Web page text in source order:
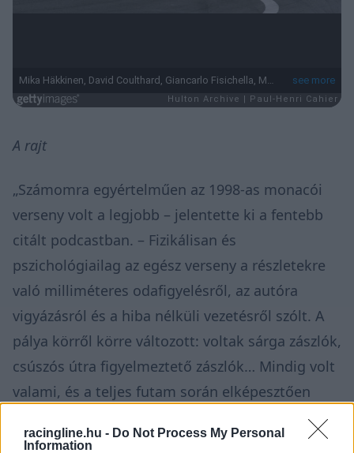
racingline.hu - Do Not Process My Personal
Information
A rajt
„Számomra egyértelműen az 1998-as monacói
verseny volt a legjobb – jelentette ki a fentebb
citált podcastban. – Fizikálisan és
pszichológiailag az egész verseny a részletekre
való milliméteres odafigyelésről, az autóra
vigyázásról és a hiba nélküli vezetésről szólt. A
pálya körről körre változott: voltak sárga zászlók,
csúszós útra figyelmeztető zászlók… Mindig volt
valami, és a teljes futam során elképesztően